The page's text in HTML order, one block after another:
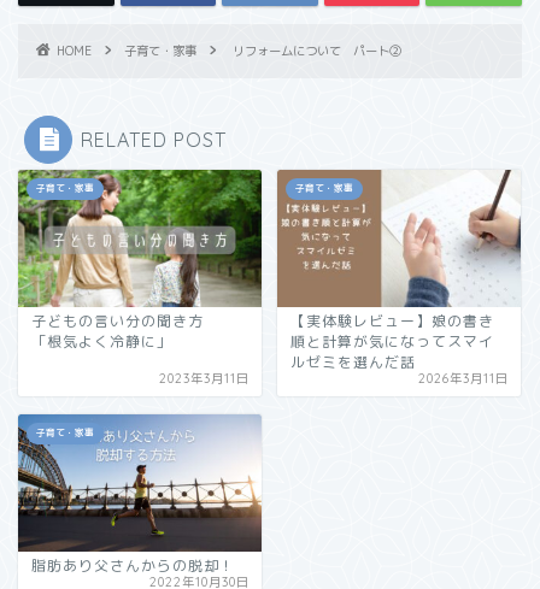
HOME 子育て・家事 リフォームについて パート②
RELATED POST
子育て・家事
子どもの言い分の聞き方
「根気よく冷静に」
2023年3月11日
子育て・家事
【実体験レビュー】娘の書き
順と計算が気になってスマイ
ルゼミを選んだ話
2026年3月11日
子育て・家事
脂肪あり父さんからの脱却！
2022年10月30日